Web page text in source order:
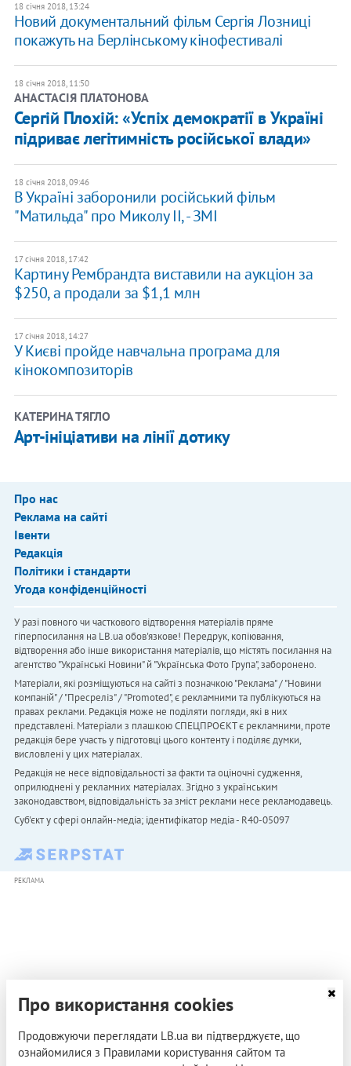
18 січня 2018, 13:24
Новий документальний фільм Сергія Лозниці
покажуть на Берлінському кінофестивалі
18 січня 2018, 11:50
АНАСТАСІЯ ПЛАТОНОВА
Сергій Плохій: «Успіх демократії в Україні
підриває легітимність російської влади»
18 січня 2018, 09:46
В Україні заборонили російський фільм
"Матильда" про Миколу II, - ЗМІ
17 січня 2018, 17:42
Картину Рембрандта виставили на аукціон за
$250, а продали за $1,1 млн
17 січня 2018, 14:27
У Києві пройде навчальна програма для
кінокомпозиторів
КАТЕРИНА ТЯГЛО
Арт-ініціативи на лінії дотику
Про нас
Реклама на сайті
Івенти
Редакція
Політики і стандарти
Угода конфіденційності
У разі повного чи часткового відтворення матеріалів пряме
гіперпосилання на LB.ua обов'язкове! Передрук, копіювання,
відтворення або інше використання матеріалів, що містять посилання на
агентство "Українськi Новини" й "Українська Фото Група", заборонено.
Матеріали, які розміщуються на сайті з позначкою "Реклама" / "Новини
компаній" / "Пресреліз" / "Promoted", є рекламними та публікуються на
правах реклами. Редакція може не поділяти погляди, які в них
представлені. Матеріали з плашкою СПЕЦПРОЄКТ є рекламними, проте
редакція бере участь у підготовці цього контенту і поділяє думки,
висловлені у цих матеріалах.
Редакція не несе відповідальності за факти та оціночні судження,
оприлюднені у рекламних матеріалах. Згідно з українським
законодавством, відповідальність за зміст реклами несе рекламодавець.
Cуб'єкт у сфері онлайн-медіа; ідентифікатор медіа - R40-05097
РЕКЛАМА
Про використання cookies
Продовжуючи переглядати LB.ua ви підтверджуєте, що
ознайомилися з Правилами користування сайтом та